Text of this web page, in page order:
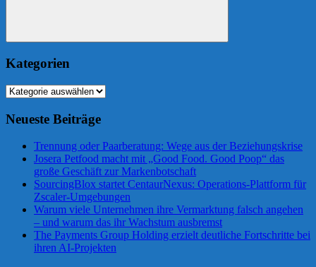
Suchen
Kategorien
Kategorien
Neueste Beiträge
Trennung oder Paarberatung: Wege aus der Beziehungskrise
Josera Petfood macht mit „Good Food. Good Poop“ das
große Geschäft zur Markenbotschaft
SourcingBlox startet CentaurNexus: Operations-Plattform für
Zscaler-Umgebungen
Warum viele Unternehmen ihre Vermarktung falsch angehen
– und warum das ihr Wachstum ausbremst
The Payments Group Holding erzielt deutliche Fortschritte bei
ihren AI-Projekten